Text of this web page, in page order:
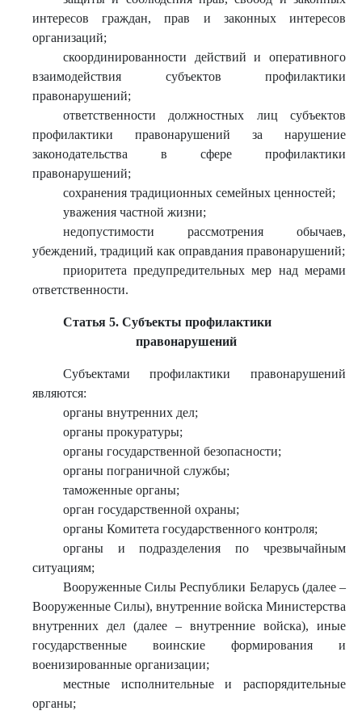
интересов граждан, прав и законных интересов
организаций;
скоординированности действий и оперативного
взаимодействия субъектов профилактики
правонарушений;
ответственности должностных лиц субъектов
профилактики правонарушений за нарушение
законодательства в сфере профилактики
правонарушений;
сохранения традиционных семейных ценностей;
уважения частной жизни;
недопустимости рассмотрения обычаев,
убеждений, традиций как оправдания правонарушений;
приоритета предупредительных мер над мерами
ответственности.
Статья 5. Субъекты профилактики
правонарушений
Субъектами профилактики правонарушений
являются:
органы внутренних дел;
органы прокуратуры;
органы государственной безопасности;
органы пограничной службы;
таможенные органы;
орган государственной охраны;
органы Комитета государственного контроля;
органы и подразделения по чрезвычайным
ситуациям;
Вооруженные Силы Республики Беларусь (далее –
Вооруженные Силы), внутренние войска Министерства
внутренних дел (далее – внутренние войска), иные
государственные воинские формирования и
военизированные организации;
местные исполнительные и распорядительные
органы;